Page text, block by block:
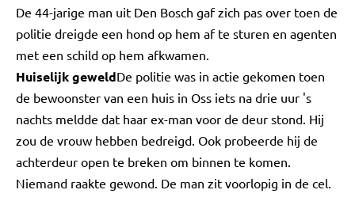
De 44-jarige man uit Den Bosch gaf zich pas over toen de
politie dreigde een hond op hem af te sturen en agenten
met een schild op hem afkwamen.
Huiselijk geweldDe politie was in actie gekomen toen
de bewoonster van een huis in Oss iets na drie uur 's
nachts meldde dat haar ex-man voor de deur stond. Hij
zou de vrouw hebben bedreigd. Ook probeerde hij de
achterdeur open te breken om binnen te komen.
Niemand raakte gewond. De man zit voorlopig in de cel.